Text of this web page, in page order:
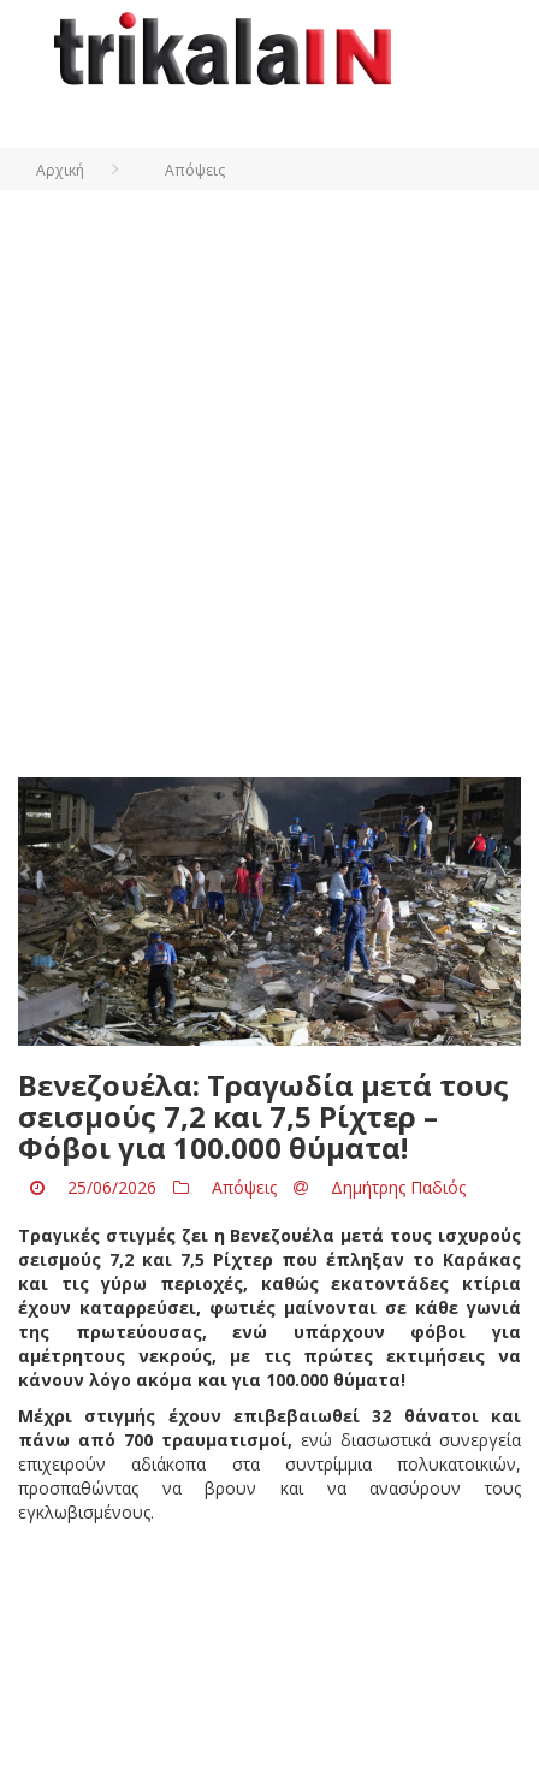
Αρχική Απόψεις
Βενεζουέλα: Τραγωδία μετά τους
σεισμούς 7,2 και 7,5 Ρίχτερ –
Φόβοι για 100.000 θύματα!
25/06/2026 Απόψεις Δημήτρης Παδιός
Τραγικές στιγμές ζει η Βενεζουέλα μετά τους ισχυρούς
σεισμούς 7,2 και 7,5 Ρίχτερ που έπληξαν το Καράκας
και τις γύρω περιοχές, καθώς εκατοντάδες κτίρια
έχουν καταρρεύσει, φωτιές μαίνονται σε κάθε γωνιά
της πρωτεύουσας, ενώ υπάρχουν φόβοι για
αμέτρητους νεκρούς, με τις πρώτες εκτιμήσεις να
κάνουν λόγο ακόμα και για 100.000 θύματα!
Μέχρι στιγμής έχουν επιβεβαιωθεί 32 θάνατοι και
πάνω από 700 τραυματισμοί, ενώ διασωστικά συνεργεία
επιχειρούν αδιάκοπα στα συντρίμμια πολυκατοικιών,
προσπαθώντας να βρουν και να ανασύρουν τους
εγκλωβισμένους.